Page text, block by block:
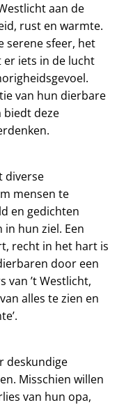
aan de
rust en warmte.
serene sfeer, het
er iets in de lucht
van hun dierbare
biedt deze
diverse
mensen te
en gedichten
hun ziel. Een
recht in het hart is
door een
van ’t Westlicht,
alles te zien en
deskundige
Misschien willen
van hun opa,